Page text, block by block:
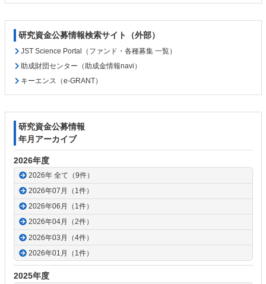
研究資金公募情報検索サイト（外部）
JST Science Portal（ファンド・各種募集 一覧）
助成財団センター（助成金情報navi）
キーエンス（e-GRANT）
研究資金公募情報
年月アーカイブ
2026年度
2026年 全て（9件）
2026年07月（1件）
2026年06月（1件）
2026年04月（2件）
2026年03月（4件）
2026年01月（1件）
2025年度